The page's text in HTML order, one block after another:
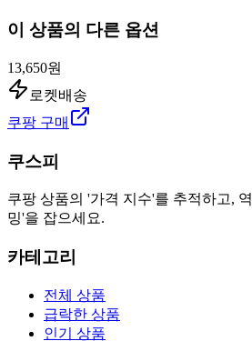
이 상품의 다른 옵션
13,650원
로켓배송
쿠팡 구매
쿠스피
쿠팡 상품의 '가격 지수'를 추적하고,
밍'을 잡으세요.
카테고리
전체 상품
급락한 상품
인기 상품